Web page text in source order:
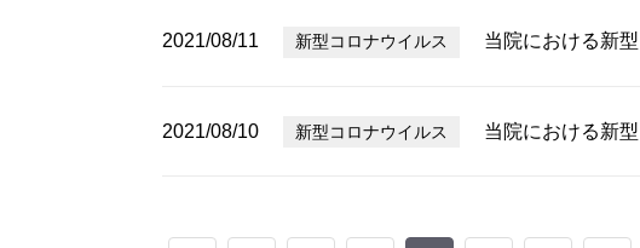
2021/08/11 新型コロナウイルス 当院における新
2021/08/10 新型コロナウイルス 当院における新